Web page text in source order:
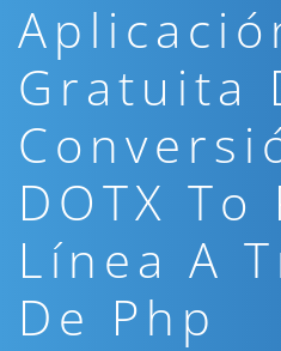
Gratuita
DOTX To
Línea A
De Php